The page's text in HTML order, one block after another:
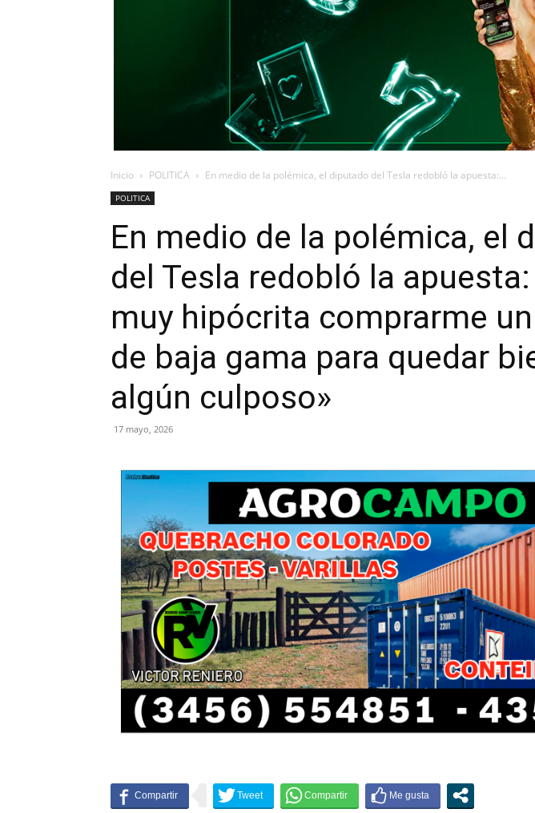
Inicio POLITICA En medio de la polémica, el diputado del Tesla redobló la apuesta:...
POLITICA
En medio de la polémica, el
del Tesla redobló la apuesta:
muy hipócrita comprarme
de baja gama para quedar
algún culposo»
17 mayo, 2026